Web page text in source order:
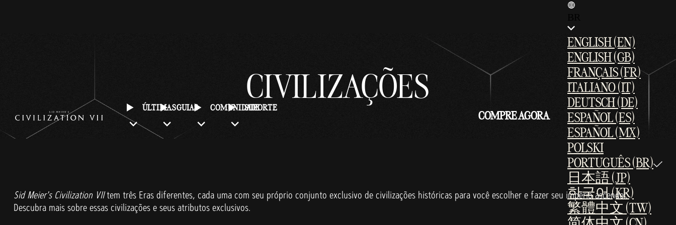
ÚLTIMASGUIAS COMUNIDADESUPORTE
COMPRE AGORA
ENGLISH (EN)
ENGLISH (GB)
FRANÇAIS (FR)
ITALIANO (IT)
DEUTSCH (DE)
ESPAÑOL (ES)
ESPAÑOL (MX)
POLSKI
PORTUGUÊS (BR)
日本語 (JP)
한국어 (KR)
繁體中文 (TW)
CIVILIZAÇÕES
Sid Meier's Civilization VIItem três Eras diferentes, cada uma com seu próprio conjunto exclusivo de civilizações históricas para você escolher e fazer seu império ascender.
Descubra mais sobre essas civilizações e seus atributos exclusivos.